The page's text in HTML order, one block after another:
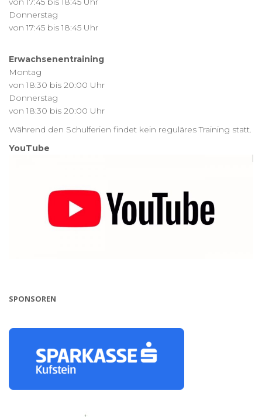
Donnerstag
von 17:45 bis 18:45 Uhr
Erwachsenentraining
Montag
von 18:30 bis 20:00 Uhr
Donnerstag
von 18:30 bis 20:00 Uhr
Während den Schulferien findet kein reguläres Training statt.
YouTube
SPONSOREN